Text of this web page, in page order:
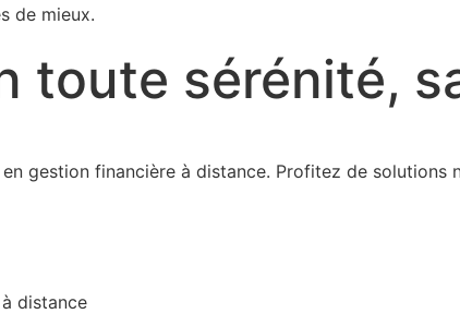
de mieux.
toute sérénité,
gestion financière à distance. Profitez de
distance